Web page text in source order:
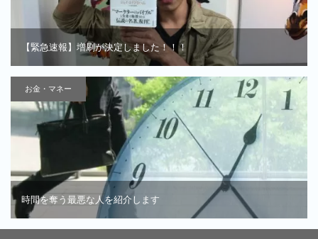
【緊急速報】増刷が決定しました！！！
お金・マネー
時間を奪う最悪な人を紹介します